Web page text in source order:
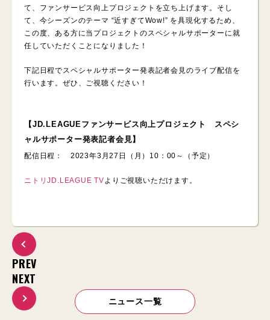
て、ファンサービス向上プロジェクトを立ち上げます。そし
て、今シーズンのテーマ “近すぎてWow!” を具現化するため、
この度、ある方に当プロジェクトのスペシャルサポーターに就
任していただくことになりました！
下記日程でスペシャルサポーター発表記者会見のライブ配信を
行います。ぜひ、ご視聴ください！
【JD.LEAGUEファンサービス向上プロジェクト スペシ
ャルサポーター発表記者会見】
配信日程： 2023年3月27日（月）10：00～（予定）
ニトリJD.LEAGUE TVよりご視聴いただけます。
PREV
ニュース一覧
NEXT